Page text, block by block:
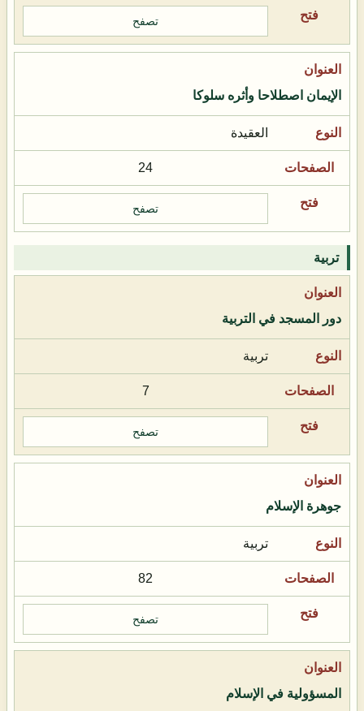
تصفح
الإيمان اصطلاحا وأثره سلوكا
العقيدة
24
تصفح
تربية
دور المسجد في التربية
تربية
7
تصفح
جوهرة الإسلام
تربية
82
تصفح
المسؤولية في الإسلام